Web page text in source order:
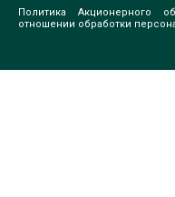
Политика Акционерного
отношении обработки